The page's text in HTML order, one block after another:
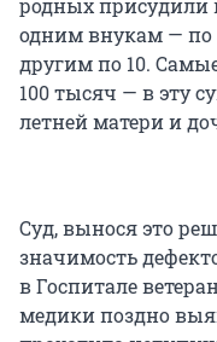
одним внукам — по
другим по 10.
100 тысяч — в эту
летней матери и
Суд, вынося это
значимость
в Госпитале
медики поздно